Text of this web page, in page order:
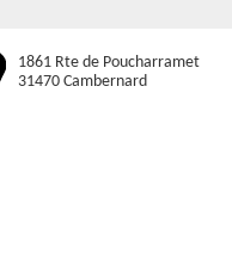
1861 Rte de Poucharramet
31470 Cambernard